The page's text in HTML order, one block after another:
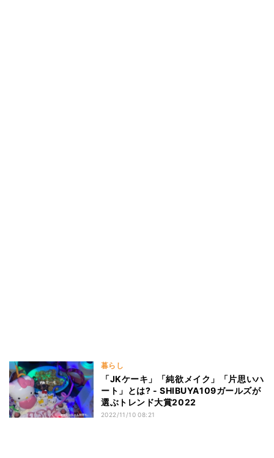
暮らし
「JKケーキ」「純欲メイク」「片思いハ
ート」とは? - SHIBUYA109ガールズが
選ぶトレンド大賞2022
2022/11/10 08:21